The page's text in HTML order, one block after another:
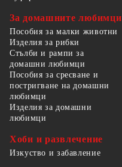
За домашните любимци
Пособия за малки животни
Изделия за рибки
Стълби и рампи за
домашни любимци
Пособия за сресване и
постригване на домашни
любимци
Изделия за домашни
любимци
Хоби и развлечение
Изкуство и забавление